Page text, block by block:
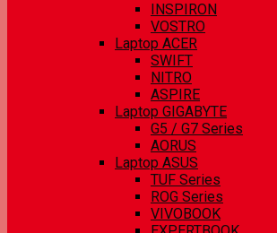
INSPIRON
VOSTRO
Laptop ACER
SWIFT
NITRO
ASPIRE
Laptop GIGABYTE
G5 / G7 Series
AORUS
Laptop ASUS
TUF Series
ROG Series
VIVOBOOK